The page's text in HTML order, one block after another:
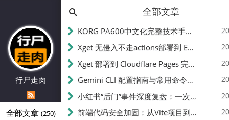
行尸走肉
全部文章 (250)
全部文章
KORG PA600中文化完整技术手册 - 从逆向到实现的全流程指南
Xget 无侵入不走actions部署到 EdgeOne Pages 指南
Xget 部署到 Cloudflare Pages 完整指南 - 无需修改源码的构建配置
Gemini CLI 配置指南与常用命令中文翻译 | API Key、MCP、代理设置
小红书“后门”事件深度复盘：一次沉默危机下的品牌、技术与流程三重考验
前端代码安全加固：从Vite项目到纯静态页面的深度混淆技术备忘